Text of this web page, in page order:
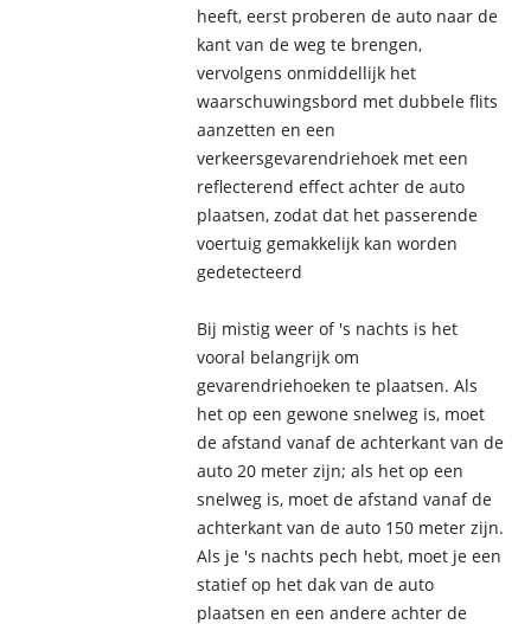
heeft, eerst proberen de auto naar de
kant van de weg te brengen,
vervolgens onmiddellijk het
waarschuwingsbord met dubbele flits
aanzetten en een
verkeersgevarendriehoek met een
reflecterend effect achter de auto
plaatsen, zodat dat het passerende
voertuig gemakkelijk kan worden
gedetecteerd
Bij mistig weer of 's nachts is het
vooral belangrijk om
gevarendriehoeken te plaatsen. Als
het op een gewone snelweg is, moet
de afstand vanaf de achterkant van de
auto 20 meter zijn; als het op een
snelweg is, moet de afstand vanaf de
achterkant van de auto 150 meter zijn.
Als je 's nachts pech hebt, moet je een
statief op het dak van de auto
plaatsen en een andere achter de